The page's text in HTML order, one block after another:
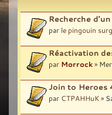
Recherche
par le pingouin
Réactivation
par Morrock»
Join to Heroes
par CTPAHHuK»